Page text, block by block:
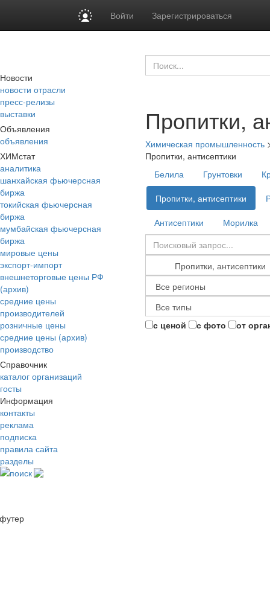
Войти Зарегистрироваться
Новости
новости отрасли
пресс-релизы
выставки
Объявления
объявления
ХИМстат
аналитика
шанхайская фьючерсная
биржа
токийская фьючерсная
биржа
мумбайская фьючерсная
биржа
мировые цены
экспорт-импорт
внешнеторговые цены РФ
(архив)
средние цены
производителей
розничные цены
средние цены (архив)
производство
Справочник
каталог организаций
госты
Информация
контакты
реклама
подписка
правила сайта
разделы
поиск
Пропитки,
Химическая промышленность
Пропитки, антисептики
Белила
Грунтовки
Пропитки, антисептики
Антисептики
Морилка
с ценой с фото от
футер